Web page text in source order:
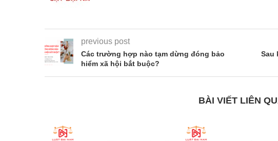
previous post
Các trường hợp nào tạm dừng đóng bảo
hiểm xã hội bắt buộc?
Sau
BÀI VIẾT LIÊN